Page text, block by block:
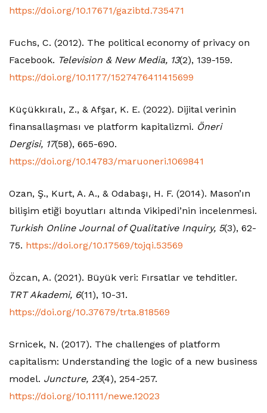
https://doi.org/10.17671/gazibtd.735471
Fuchs, C. (2012). The political economy of privacy on
Facebook. Television & New Media, 13(2), 139-159.
https://doi.org/10.1177/1527476411415699
Küçükkıralı, Z., & Afşar, K. E. (2022). Dijital verinin
finansallaşması ve platform kapitalizmi. Öneri
Dergisi, 17(58), 665-690.
https://doi.org/10.14783/maruoneri.1069841
Ozan, Ş., Kurt, A. A., & Odabaşı, H. F. (2014). Mason’ın
bilişim etiği boyutları altında Vikipedi’nin incelenmesi.
Turkish Online Journal of Qualitative Inquiry, 5(3), 62-
75. https://doi.org/10.17569/tojqi.53569
Özcan, A. (2021). Büyük veri: Fırsatlar ve tehditler.
TRT Akademi, 6(11), 10-31.
https://doi.org/10.37679/trta.818569
Srnicek, N. (2017). The challenges of platform
capitalism: Understanding the logic of a new business
model. Juncture, 23(4), 254-257.
https://doi.org/10.1111/newe.12023